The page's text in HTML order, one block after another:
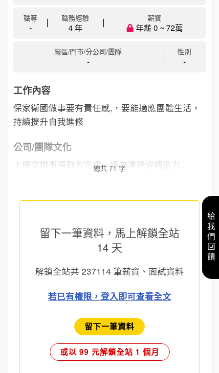
職等
-
職務經驗
4 年
薪資
年薪 0 ~ 72萬
廠區/門市/分公司/團隊
-
性別
-
工作內容
保家衛國做事要有責任感,，要能適應團體生活，
持續提升自我進修
公司/團隊文化
上級交辦事項戮力完成，橫向溝通協調能力...
總共 71 字
留下一筆資料，馬上解鎖全站
14 天
解鎖全站共 237114 筆薪資、面試資料
若已有權限，登入即可查看全文
留下一筆資料
或以 99 元解鎖全站 1 個月
給我們回饋